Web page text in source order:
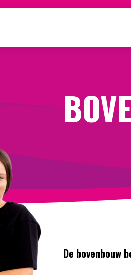
De bovenbouw